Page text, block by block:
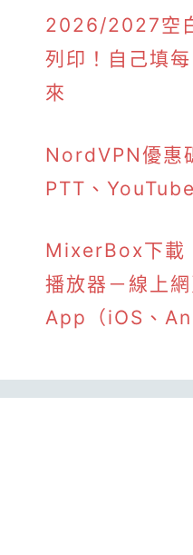
2026/2027空
列印！自己填
來
NordVPN優惠
PTT、
MixerBox下載
播放器－線上
App（iOS、